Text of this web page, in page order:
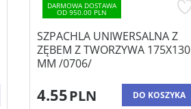
DARMOWA DOSTAWA
OD 950.00 PLN
SZPACHLA UNIWERSALNA Z
ZĘBEM Z TWORZYWA 175X130
MM /0706/
4.55PLN DO KOSZYKA